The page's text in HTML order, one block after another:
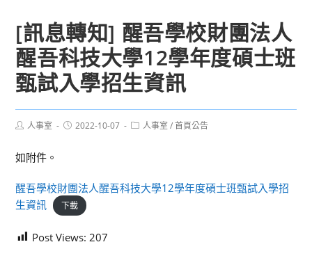
[訊息轉知] 醒吾學校財團法人
醒吾科技大學12學年度碩士班
甄試入學招生資訊
Post人事室
Post2022-10-07
Post人事室 / 首頁公告
如附件。
醒吾學校財團法人醒吾科技大學12學年度碩士班甄試入學招
生資訊
下載
Post Views: 207